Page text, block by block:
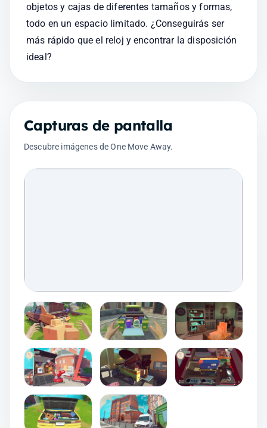
objetos y cajas de diferentes tamaños y formas,
todo en un espacio limitado. ¿Conseguirás ser
más rápido que el reloj y encontrar la disposición
ideal?
Capturas de pantalla
Descubre imágenes de One Move Away.